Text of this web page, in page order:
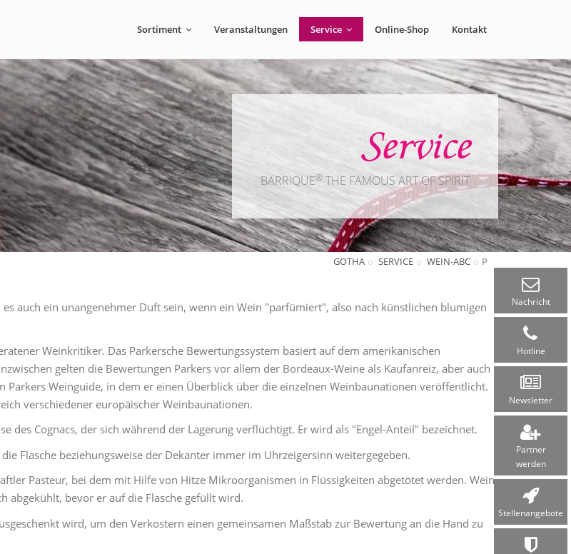
Sortiment Veranstaltungen Service Online-Shop Kontakt
Service
BARRIQUE® THE FAMOUS ART OF SPIRIT
GOTHA SERVICE WEIN-ABC P
auch ein unangenehmer Duft sein, wenn ein Wein "parfümiert", also nach künstlichen blumigen
Weinkritiker. Das Parkersche Bewertungssystem basiert auf dem amerikanischen
gelten die Bewertungen Parkers vor allem der Bordeaux-Weine als Kaufanreiz, aber auch
Parkers Weinguide, in dem er einen Überblick über die einzelnen Weinbaunationen veröffentlicht.
verschiedener europäischer Weinbaunationen.
des Cognacs, der sich während der Lagerung verflüchtigt. Er wird als "Engel-Anteil" bezeichnet.
Flasche beziehungsweise der Dekanter immer im Uhrzeigersinn weitergegeben.
Pasteur, bei dem mit Hilfe von Hitze Mikroorganismen in Flüssigkeiten abgetötet werden. Wein
abgekühlt, bevor er auf die Flasche gefüllt wird.
wird, um den Verkostern einen gemeinsamen Maßstab zur Bewertung an die Hand zu
Nachricht
Hotline
Newsletter
Partner
werden
Stellen­angebote